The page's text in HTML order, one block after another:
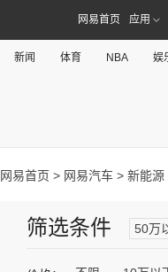
网易首页 应用
新闻 体育 NBA 娱
网易首页 > 网易汽车 > 新能源
筛选条件 50万